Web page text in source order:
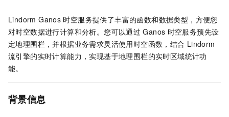
LindormGanos 时空服务提供了丰富的函数和数据类型，方便您
对时空数据进行计算和分析。您可以通过 Ganos 时空服务预先设
定地理围栏，并根据业务需求灵活使用时空函数，结合 Lindorm
流引擎的实时计算能力，实现基于地理围栏的实时区域统计功
能。
背景信息